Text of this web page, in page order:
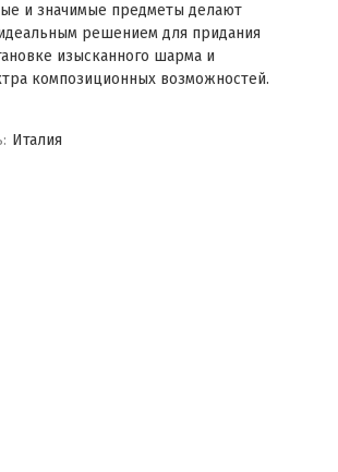
и значимые предметы делают
решением для придания
изысканного шарма и
композиционных возможностей.
Италия